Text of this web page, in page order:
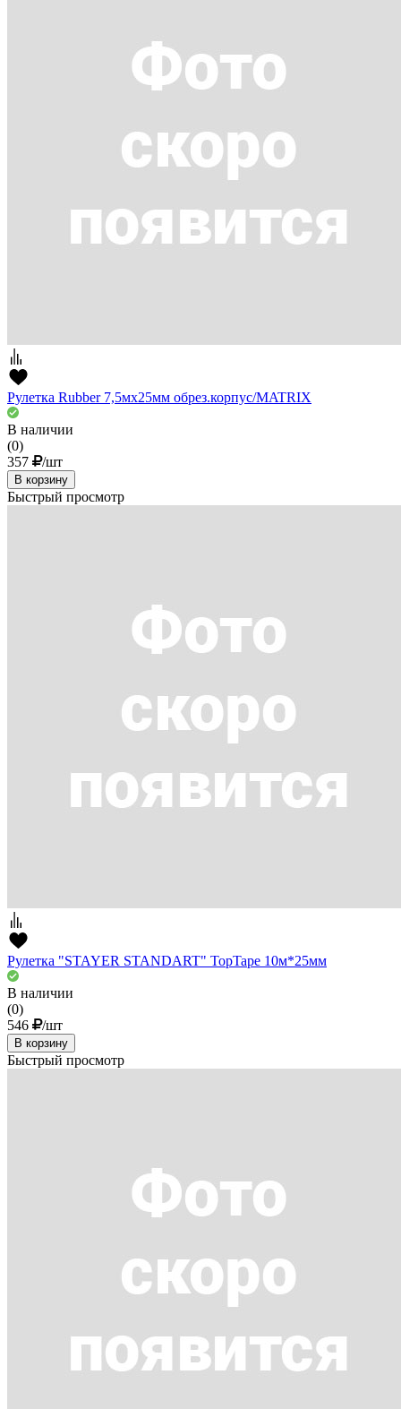
Рулетка Rubber 7,5мх25мм обрез.корпус/MATRIX
В наличии
(0)
357
/шт
В корзину
Быстрый просмотр
Рулетка "STAYER STANDART" TopTape 10м*25мм
В наличии
(0)
546
/шт
В корзину
Быстрый просмотр